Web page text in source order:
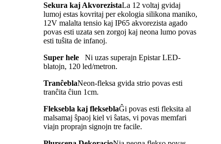
Sekura kaj AkvorezistaLa 12 voltaj gvidaj
lumoj estas kovritaj per ekologia silikona maniko,
12V malalta tensio kaj IP65 akvorezista agado
povas esti uzata sen zorgoj kaj neona lumo povas
esti tuŝita de infanoj.
Super hele
Ni uzas superajn Epistar LED-
blatojn, 120 led/metron.
TranĉeblaNeon-fleksa gvida strio povas esti
tranĉita ĉiun 1cm.
Fleksebla kaj flekseblaĜi povas esti fleksita al
malsamaj ŝpaoj kiel vi ŝatas, vi povas memfari
viajn proprajn signojn tre facile.